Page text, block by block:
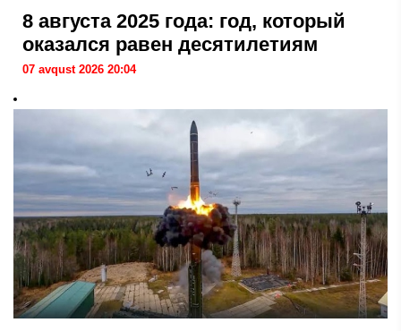
8 августа 2025 года: год, который
оказался равен десятилетиям
07 avqust 2026 20:04